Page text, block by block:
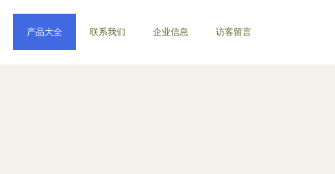
产品大全 联系我们 企业信息 访客留言